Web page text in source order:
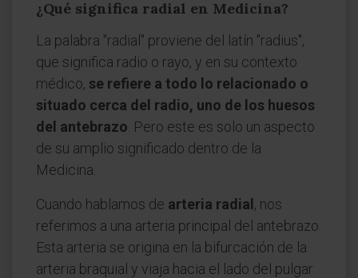
¿Qué significa radial en Medicina?
La palabra "radial" proviene del latín "radius",
que significa radio o rayo, y en su contexto
médico, se refiere a todo lo relacionado o
situado cerca del radio, uno de los huesos
del antebrazo . Pero este es solo un aspecto
de su amplio significado dentro de la
Medicina.
Cuando hablamos de arteria radial , nos
referimos a una arteria principal del antebrazo.
Esta arteria se origina en la bifurcación de la
arteria braquial y viaja hacia el lado del pulgar